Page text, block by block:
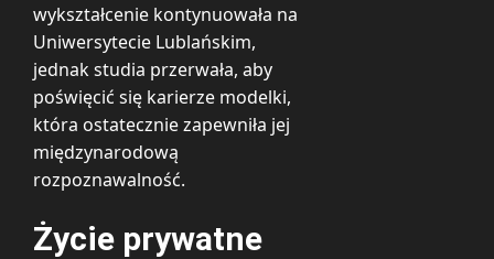
wykształcenie kontynuowała na
Uniwersytecie Lublańskim,
jednak studia przerwała, aby
poświęcić się karierze modelki,
która ostatecznie zapewniła jej
międzynarodową
rozpoznawalność.
Życie prywatne